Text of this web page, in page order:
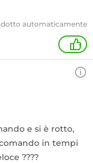
automaticamente
+
e si è rotto,
in tempi
????